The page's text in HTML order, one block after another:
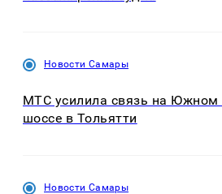
Новости Самары
МТС усилила связь на Южном
шоссе в Тольятти
Новости Самары